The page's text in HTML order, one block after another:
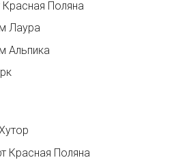
Красная Поляна
Лаура
Альпика
Красная Поляна